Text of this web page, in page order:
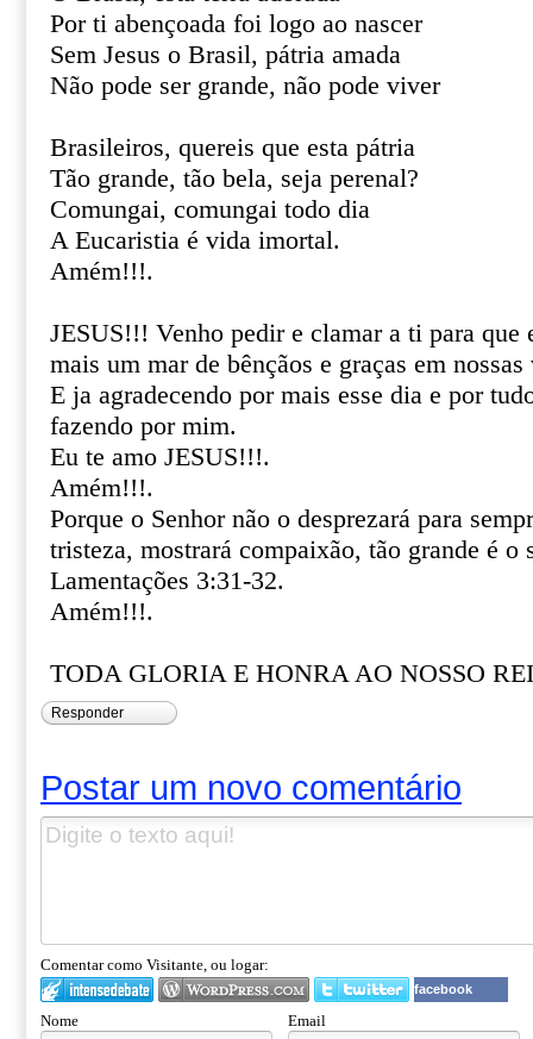
Por ti abençoada foi logo ao nascer
Sem Jesus o Brasil, pátria amada
Não pode ser grande, não pode viver
Brasileiros, quereis que esta pátria
Tão grande, tão bela, seja perenal?
Comungai, comungai todo dia
A Eucaristia é vida imortal.
Amém!!!.
JESUS!!! Venho pedir e clamar a ti para que
mais um mar de bênçãos e graças em nossas
E ja agradecendo por mais esse dia e por
fazendo por mim.
Eu te amo JESUS!!!.
Amém!!!.
Porque o Senhor não o desprezará para
tristeza, mostrará compaixão, tão grande é
Lamentações 3:31-32.
Amém!!!.
TODA GLORIA E HONRA AO NOSSO
Responder
Postar um novo comentário
Comentar como Visitante, ou logar:
facebook
Nome Email